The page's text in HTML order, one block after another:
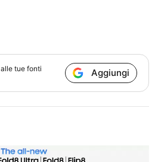
alle tue fonti
Aggiungi